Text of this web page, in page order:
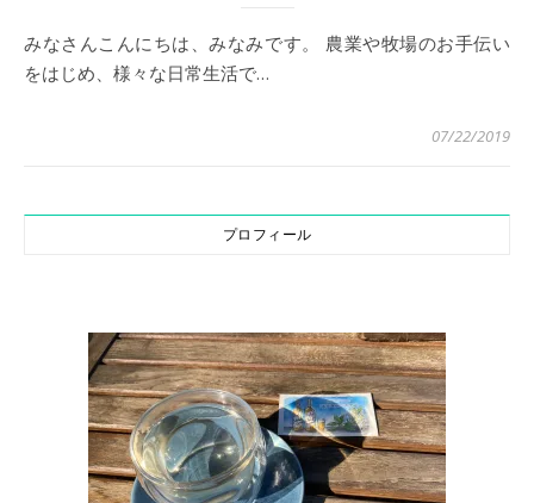
みなさんこんにちは、みなみです。 農業や牧場のお手伝い
をはじめ、様々な日常生活で…
07/22/2019
プロフィール